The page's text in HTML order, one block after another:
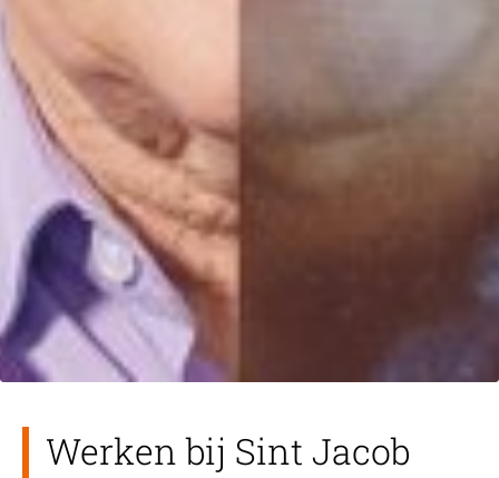
Werken bij Sint Jacob